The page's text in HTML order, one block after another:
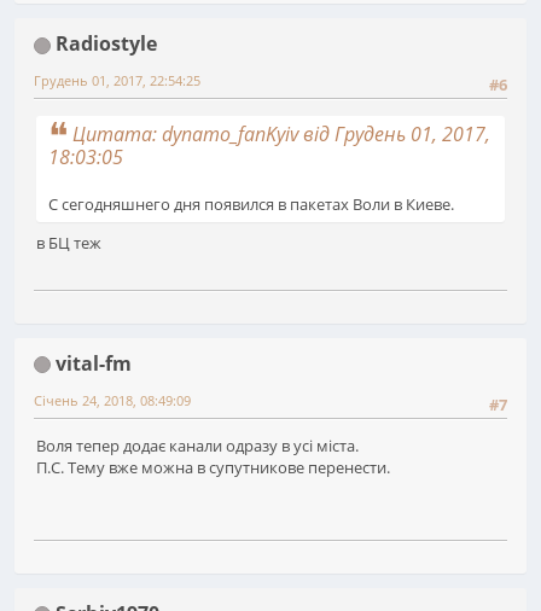
Radiostyle
#6
Грудень 01, 2017, 22:54:25
Цитата: dynamo_fanKyiv від Грудень 01, 2017,
18:03:05
С сегодняшнего дня появился в пакетах Воли в Киеве.
в БЦ теж
vital-fm
#7
Січень 24, 2018, 08:49:09
Воля тепер додає канали одразу в усі міста.
П.С. Тему вже можна в супутникове перенести.